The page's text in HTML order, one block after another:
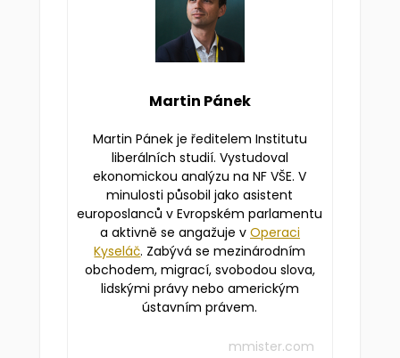
Martin Pánek
Martin Pánek je ředitelem Institutu
liberálních studií. Vystudoval
ekonomickou analýzu na NF VŠE. V
minulosti působil jako asistent
europoslanců v Evropském parlamentu
a aktivně se angažuje v Operaci
Kyseláč. Zabývá se mezinárodním
obchodem, migrací, svobodou slova,
lidskými právy nebo americkým
ústavním právem.
mmister.com